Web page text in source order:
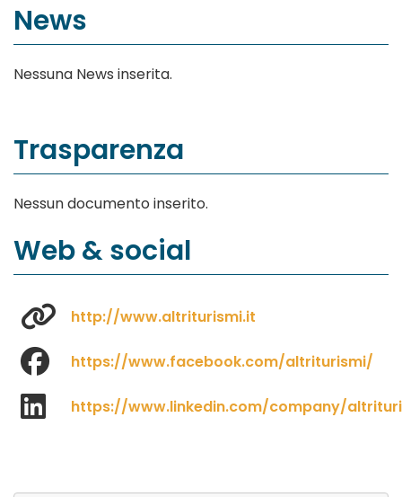
News
Nessuna News inserita.
Trasparenza
Nessun documento inserito.
Web & social
http://www.altriturismi.it
https://www.facebook.com/altriturismi/
https://www.linkedin.com/company/